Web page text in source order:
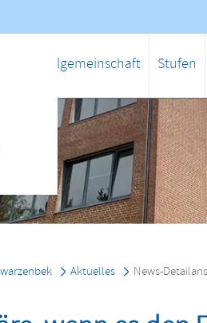
Schulgemeinschaft Stufen
Aktuelles News-